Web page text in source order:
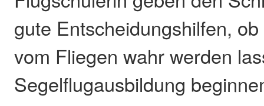
gute Entscheidungshilfen,
vom Fliegen wahr werden
Segelflugausbildung